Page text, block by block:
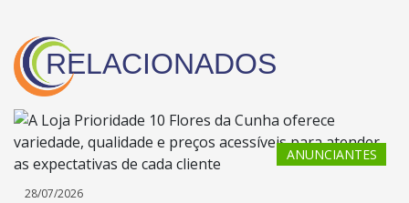
RELACIONADOS
ANUNCIANTES
28/07/2026